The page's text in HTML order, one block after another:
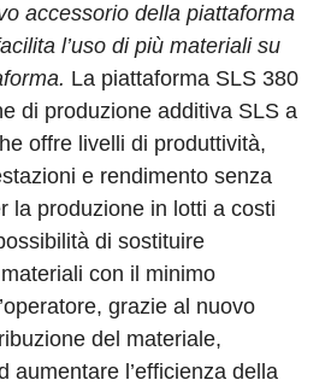
accessorio della piattaforma
l’uso di più materiali su
La piattaforma SLS 380
di produzione additiva SLS a
offre livelli di produttività,
e rendimento senza
la produzione in lotti a costi
di sostituire
con il minimo
grazie al nuovo
del materiale,
aumentare l’efficienza della